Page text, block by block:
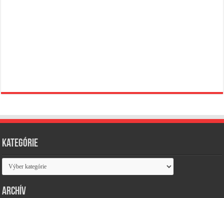
Kategórie
Kategórie
Archív